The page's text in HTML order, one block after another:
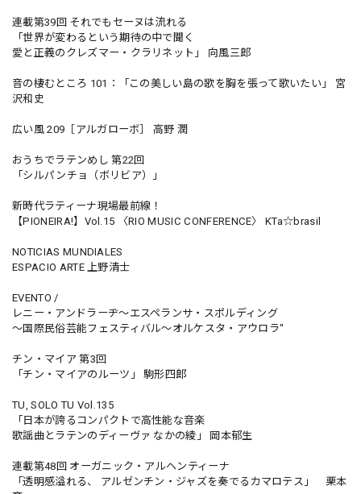
連載第39回 それでもセーヌは流れる
「世界が変わるという期待の中で聞く
愛と正義のクレズマー・クラリネット」 向風三郎
音の棲むところ 101：「この美しい島の歌を胸を張って歌いたい」 宮
沢和史
広い風 209［アルガローボ］ 高野 潤
おうちでラテンめし 第22回
「シルパンチョ（ボリビア）」
新時代ラティーナ現場最前線！
【PIONEIRA!】Vol.15 〈RIO MUSIC CONFERENCE〉 KTa☆brasil
NOTICIAS MUNDIALES
ESPACIO ARTE 上野清士
EVENTO /
レニー・アンドラーヂ〜エスペランサ・スポルディング
〜国際民俗芸能フェスティバル〜オルケスタ・アウロラ"
チン・マイア 第3回
「チン・マイアのルーツ」 駒形四郎
TU, SOLO TU Vol.135
「日本が誇るコンパクトで高性能な音楽
歌謡曲とラテンのディーヴァ なかの綾」 岡本郁生
連載第48回 オーガニック・アルヘンティーナ
「透明感溢れる、 アルゼンチン・ジャズを奏でるカマロテス」 栗本